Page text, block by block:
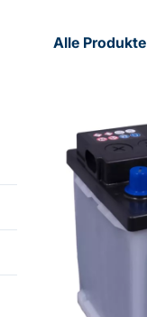
Alle Produkte